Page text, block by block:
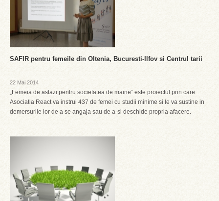
SAFIR pentru femeile din Oltenia, Bucuresti-Ilfov si Centrul tarii
22 Mai 2014
„Femeia de astazi pentru societatea de maine” este proiectul prin care
Asociatia React va instrui 437 de femei cu studii minime si le va sustine in
demersurile lor de a se angaja sau de a-si deschide propria afacere.